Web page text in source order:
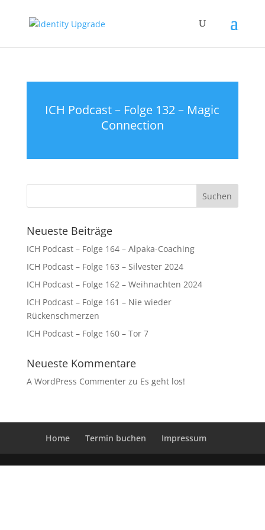
ICH Podcast – Folge 132 – Magic
Connection
Neueste Beiträge
ICH Podcast – Folge 164 – Alpaka-Coaching
ICH Podcast – Folge 163 – Silvester 2024
ICH Podcast – Folge 162 – Weihnachten 2024
ICH Podcast – Folge 161 – Nie wieder
Rückenschmerzen
ICH Podcast – Folge 160 – Tor 7
Neueste Kommentare
A WordPress Commenterzu Es geht los!
Home Termin buchen Impressum